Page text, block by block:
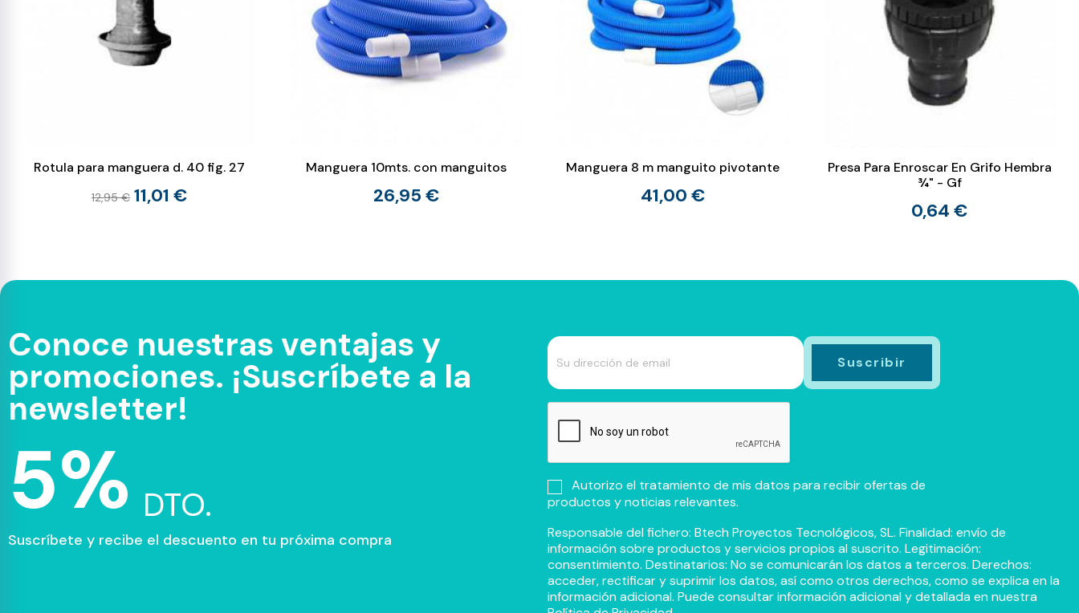
Rotula para manguera d. 40 fig. 27
12,95 € 11,01 €
Manguera 10mts. con manguitos
26,95 €
Manguera 8 m manguito pivotante
41,00 €
Presa Para Enroscar En Grifo Hembra
¾" - Gf
0,64 €
Conoce nuestras ventajas y
promociones. ¡Suscríbete a la
newsletter!
5% DTO.
Suscríbete y recibe el descuento en tu próxima compra
Autorizo el tratamiento de mis datos para recibir ofertas de
productos y noticias relevantes.
Responsable del fichero: Btech Proyectos Tecnológicos, SL. Finalidad: envío de
información sobre productos y servicios propios al suscrito. Legitimación:
consentimiento. Destinatarios: No se comunicarán los datos a terceros. Derechos:
acceder, rectificar y suprimir los datos, así como otros derechos, como se explica en la
información adicional. Puede consultar información adicional y detallada en nuestra